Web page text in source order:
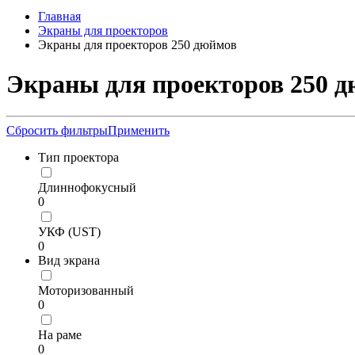
Главная
Экраны для проекторов
Экраны для проекторов 250 дюймов
Экраны для проекторов 250
Сбросить фильтрыПрименить
Тип проектора
Длиннофокусный
0
УКФ (UST)
0
Вид экрана
Моторизованный
0
На раме
0